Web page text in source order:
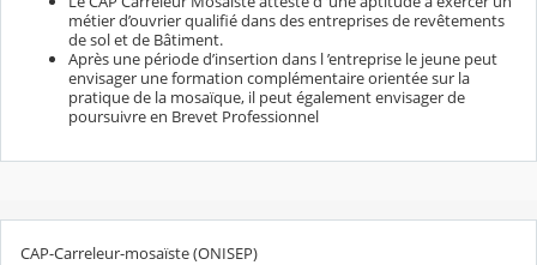
métier d’ouvrier qualifié dans des entreprises de revêtements
de sol et de Bâtiment.
Après une période d’insertion dans l ’entreprise le jeune peut
envisager une formation complémentaire orientée sur la
pratique de la mosaïque, il peut également envisager de
poursuivre en Brevet Professionnel
CAP-Carreleur-mosaïste (ONISEP)